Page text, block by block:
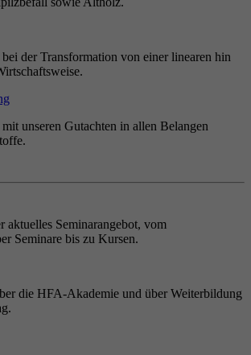
der Transformation von einer linearen hin
unseren Gutachten in allen Belangen
aktuelles Seminarangebot, vom
Seminare bis zu Kursen.
die HFA-Akademie und über Weiterbildung